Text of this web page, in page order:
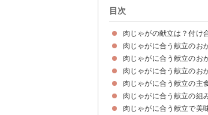
目次
肉じゃがの献立は？付け
肉じゃがに合う献立のお
①大根の梅サラダ
②キャベツサラダ
③豆腐とトマトの大葉サラ
④もやしときゅうりのタイ
⑤にんじんしりしり
⑥きゅうりの辛子ビール漬
⑦揚げ出汁豆腐
⑧甘辛しそチーズはさみ厚
⑨五目豆
⑩にんじんとちくわとこん
肉じゃがに合う献立のお
①焼き鮭
②アジの南蛮漬け
③白身魚のフライ
④イカリングフライ
⑤照り焼きチキン
肉じゃがに合う献立のお
①味噌汁
②鱈汁
③けんちん汁
④かきたま汁
⑤あさりのすまし汁
肉じゃがに合う献立の主
①塩おにぎり
②豆ごはん
③鮭ご飯
④たけのこご飯
⑤釜玉うどん
肉じゃがに合う献立の組
献立例①夕飯向けガッツリ
献立例②子供ウケも良い定
献立例③栄養バランスばっ
献立例④和食風メニュー
肉じゃがに合う献立で美